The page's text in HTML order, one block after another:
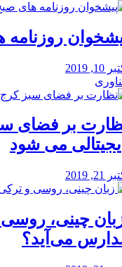
10, 2019
بر فضای
می شود
21, 2019
چینی،
می‌آید؟